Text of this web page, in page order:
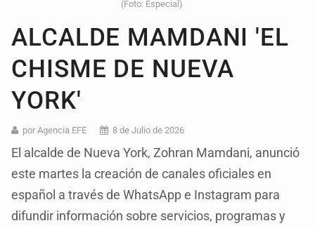
(Foto: Especial)
ALCALDE MAMDANI 'EL
CHISME DE NUEVA
YORK'
por Agencia EFE 8 de Julio de 2026
El alcalde de Nueva York, Zohran Mamdani, anunció
este martes la creación de canales oficiales en
español a través de WhatsApp e Instagram para
difundir información sobre servicios, programas y